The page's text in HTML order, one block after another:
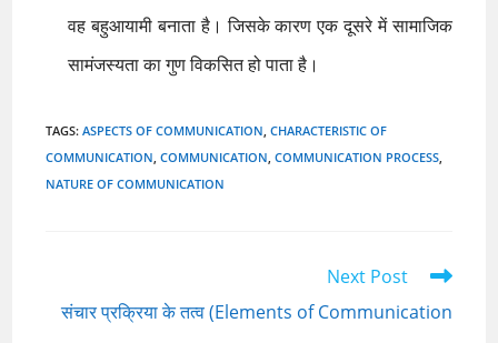
वह बहुआयामी बनाता है। जिसके कारण एक दूसरे में सामाजिक
सामंजस्यता का गुण विकसित हो पाता है।
TAGS:ASPECTS OF COMMUNICATION CHARACTERISTIC OF
COMMUNICATION COMMUNICATION COMMUNICATION PROCESS
NATURE OF COMMUNICATION
articles
Next Post
संचार प्रक्रिया के तत्व (Elements of Communication